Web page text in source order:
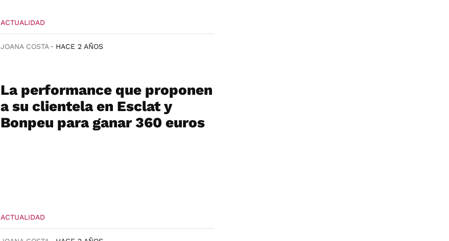
ACTUALIDAD
JOANA COSTA HACE 2 AÑOS
La performance que proponen
a su clientela en Esclat y
Bonpeu para ganar 360 euros
ACTUALIDAD